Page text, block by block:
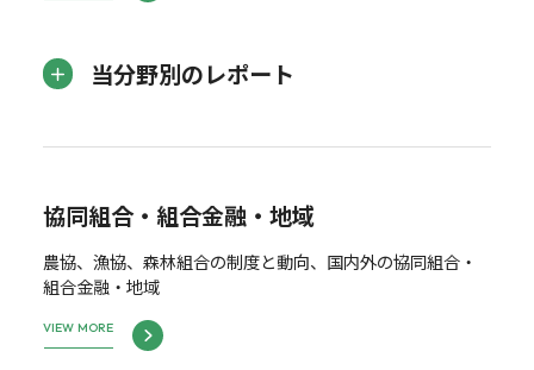
当分野別のレポート
協同組合・組合金融・地域
農協、漁協、森林組合の制度と動向、国内外の協同組合・
組合金融・地域
VIEW MORE